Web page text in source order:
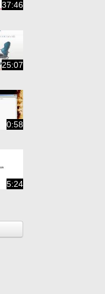
37:46
25:07
0:58
5:24